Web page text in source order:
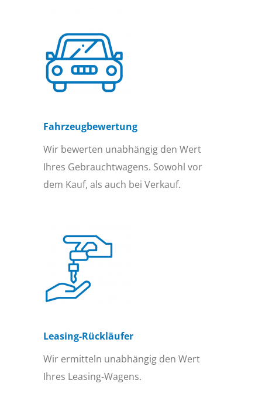
Fahrzeugbewertung
Wir bewerten unabhängig den Wert
Ihres Gebrauchtwagens. Sowohl vor
dem Kauf, als auch bei Verkauf.
Leasing-Rückläufer
Wir ermitteln unabhängig den Wert
Ihres Leasing-Wagens.